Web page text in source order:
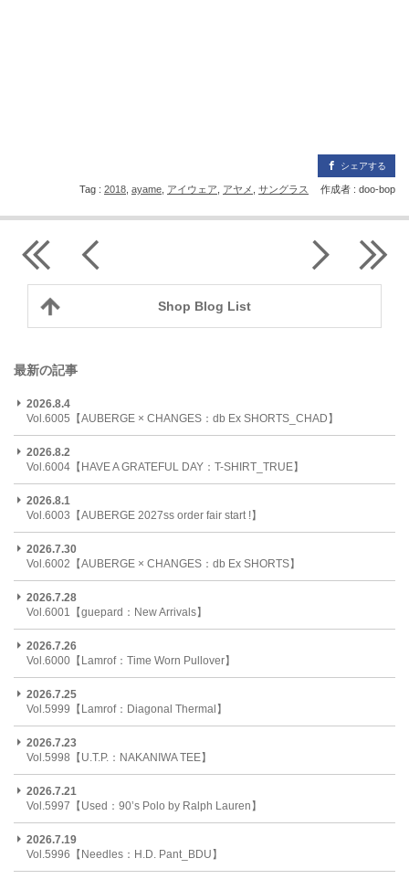
シェアする
Tag : 2018 ayame アイウェア アヤメ サングラス 作成者 : doo-bop
Shop Blog List
最新の記事
2026.8.4
Vol.6005【AUBERGE × CHANGES：db Ex SHORTS_CHAD】
2026.8.2
Vol.6004【HAVE A GRATEFUL DAY：T-SHIRT_TRUE】
2026.8.1
Vol.6003【AUBERGE 2027ss order fair start !】
2026.7.30
Vol.6002【AUBERGE × CHANGES：db Ex SHORTS】
2026.7.28
Vol.6001【guepard：New Arrivals】
2026.7.26
Vol.6000【Lamrof：Time Worn Pullover】
2026.7.25
Vol.5999【Lamrof：Diagonal Thermal】
2026.7.23
Vol.5998【U.T.P.：NAKANIWA TEE】
2026.7.21
Vol.5997【Used：90’s Polo by Ralph Lauren】
2026.7.19
Vol.5996【Needles：H.D. Pant_BDU】